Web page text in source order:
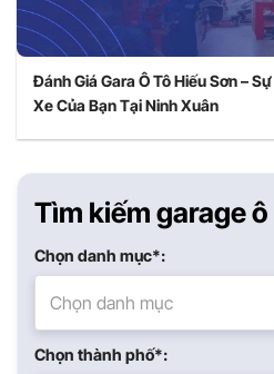
Đánh Giá Gara Ô Tô Hiếu Sơn –
Xe Của Bạn Tại Ninh Xuân
Tìm kiếm garage
Chọn danh mục*:
Chọn danh mục
Chọn thành phố*: